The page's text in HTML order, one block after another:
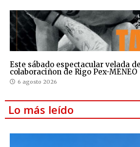
Este sábado espectacular velada
colaboraciñon de Rigo Pex-MENEO
6 agosto 2026
Lo más leído